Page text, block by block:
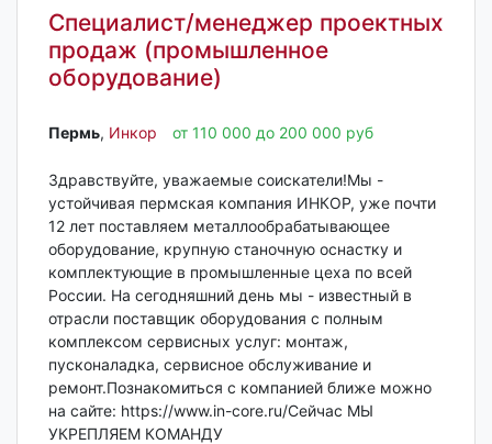
Специалист/менеджер проектных
продаж (промышленное
оборудование)
Пермь‎, Инкор от 110 000 до 200 000 руб
Здравствуйте, уважаемые соискатели!Мы -
устойчивая пермская компания ИНКОР, уже почти
12 лет поставляем металлообрабатывающее
оборудование, крупную станочную оснастку и
комплектующие в промышленные цеха по всей
России. На сегодняшний день мы - известный в
отрасли поставщик оборудования с полным
комплексом сервисных услуг: монтаж,
пусконаладка, сервисное обслуживание и
ремонт.Познакомиться с компанией ближе можно
на сайте: https://www.in-core.ru/Сейчас МЫ
УКРЕПЛЯЕМ КОМАНДУ